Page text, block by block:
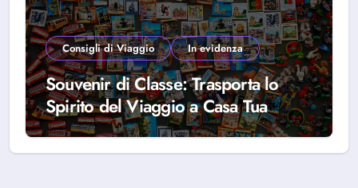
Consigli di Viaggio In evidenza
Souvenir di Classe: Trasporta lo
Spirito del Viaggio a Casa Tua